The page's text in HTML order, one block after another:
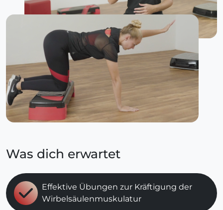
Was dich erwartet
Effektive Übungen zur Kräftigung der
Wirbelsäulenmuskulatur